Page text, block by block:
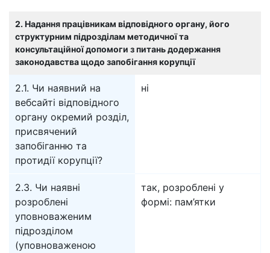
2. Надання працівникам відповідного органу, його
структурним підрозділам методичної та
консультаційної допомоги з питань додержання
законодавства щодо запобігання корупції
2.1. Чи наявний на
вебсайті відповідного
органу окремий розділ,
присвячений
запобіганню та
протидії корупції?
ні
2.3. Чи наявні
розроблені
уповноваженим
підрозділом
(уповноваженою
так, розроблені у
формі: пам’ятки